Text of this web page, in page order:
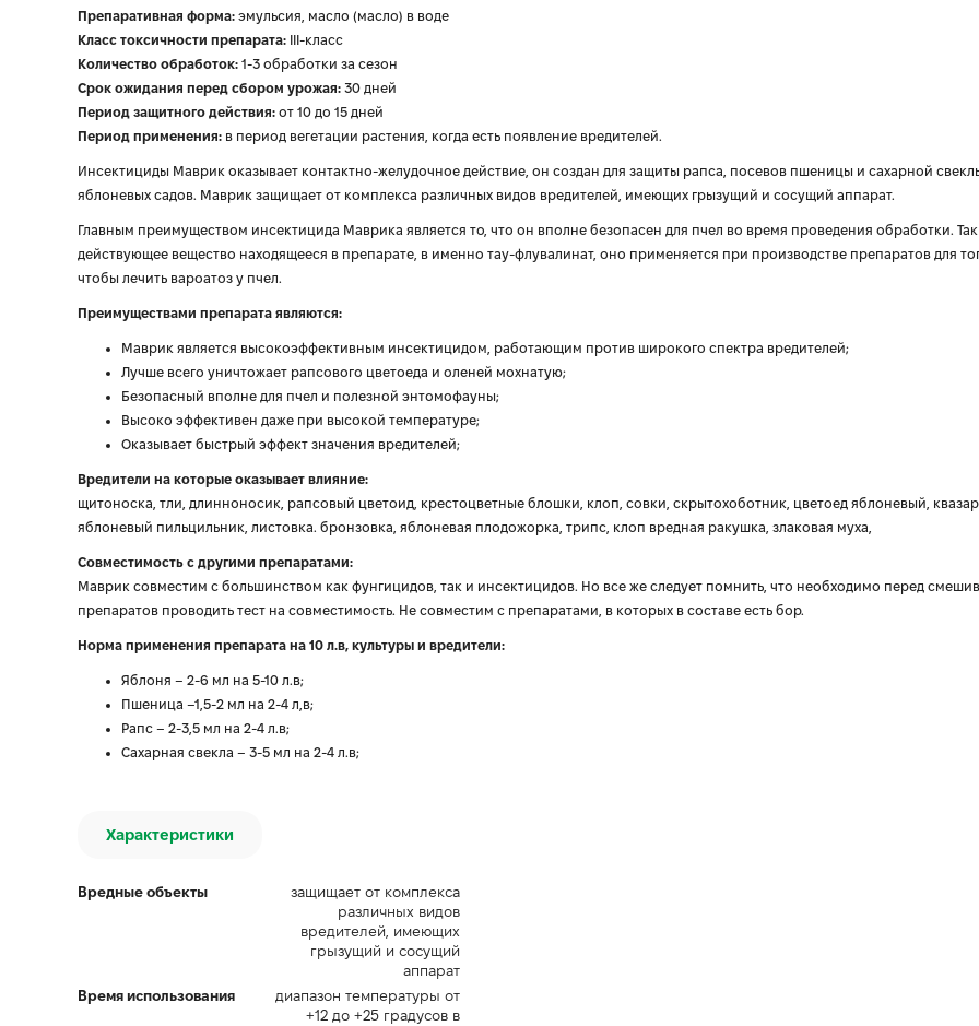
Препаративная форма: эмульсия, масло (масло) в воде
Класс токсичности препарата: ІІІ-класс
Количество обработок: 1-3 обработки за сезон
Срок ожидания перед сбором урожая: 30 дней
Период защитного действия: от 10 до 15 дней
Период применения: в период вегетации растения, когда есть появление вредителей.
Инсектициды Маврик оказывает контактно-желудочное действие, он создан для защиты рапса, посевов пшеницы и сахарной
яблоневых садов. Маврик защищает от комплекса различных видов вредителей, имеющих грызущий и сосущий аппарат.
Главным преимуществом инсектицида Маврика является то, что он вполне безопасен для пчел во время проведения обработки. Так
действующее вещество находящееся в препарате, в именно тау-флувалинат, оно применяется при производстве препаратов для
чтобы лечить вароатоз у пчел.
Преимуществами препарата являются:
Маврик является высокоэффективным инсектицидом, работающим против широкого спектра вредителей;
Лучше всего уничтожает рапсового цветоеда и оленей мохнатую;
Безопасный вполне для пчел и полезной энтомофауны;
Высоко эффективен даже при высокой температуре;
Оказывает быстрый эффект значения вредителей;
Вредители на которые оказывает влияние:
щитоноска, тли, длинноносик, рапсовый цветоид, крестоцветные блошки, клоп, совки, скрытохоботник, цветоед яблоневый,
яблоневый пильцильник, листовка. бронзовка, яблоневая плодожорка, трипс, клоп вредная ракушка, злаковая муха,
Совместимость с другими препаратами:
Маврик совместим с большинством как фунгицидов, так и инсектицидов. Но все же следует помнить, что необходимо перед
препаратов проводить тест на совместимость. Не совместим с препаратами, в которых в составе есть бор.
Норма применения препарата на 10 л.в, культуры и вредители:
Яблоня – 2-6 мл на 5-10 л.в;
Пшеница –1,5-2 мл на 2-4 л,в;
Рапс – 2-3,5 мл на 2-4 л.в;
Сахарная свекла – 3-5 мл на 2-4 л.в;
Характеристики
Вредные объекты
защищает от комплекса
различных видов
вредителей, имеющих
грызущий и сосущий
аппарат
Время использования
диапазон температуры от
+12 до +25 градусов в